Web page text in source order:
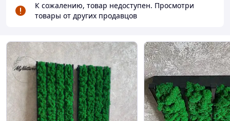
К сожалению, товар недоступен. Просмотри
товары от других продавцов